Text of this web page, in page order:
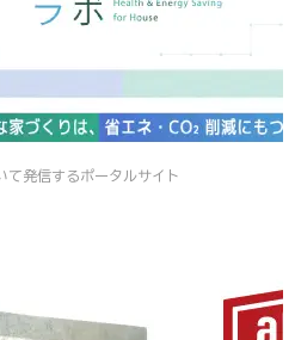
て発信するポータルサイト